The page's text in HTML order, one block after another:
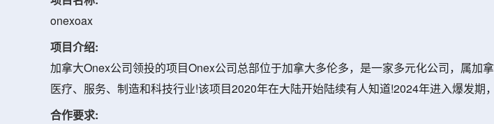
onexoax
项目介绍:
加拿大Onex公司领投的项目Onex公司总部位于加拿大多伦多，是一家多元化公司，属
医疗、服务、制造和科技行业!该项目2020年在大陆开始陆续有人知道!2024年进入爆发期
合作要求: